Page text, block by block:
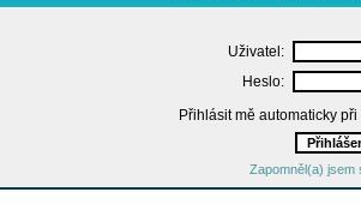
Uživatel:
Heslo:
Přihlásit mě automaticky
Zapomněl(a) jsem